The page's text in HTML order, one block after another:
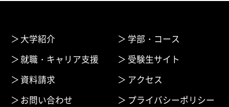
大学紹介
学部・コース
就職・キャリア支援
受験生サイト
資料請求
アクセス
お問い合わせ
プライバシーポリシー